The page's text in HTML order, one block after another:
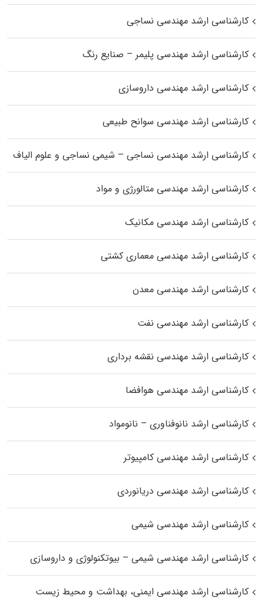
کارشناسی ارشد مهندسی نساجی
کارشناسی ارشد مهندسی پلیمر – صنایع رنگ
کارشناسی ارشد مهندسی داروسازی
کارشناسی ارشد مهندسی سوانح طبیعی
کارشناسی ارشد مهندسی نساجی – شیمی نساجی و علوم الیاف
کارشناسی ارشد مهندسی متالورژی و مواد
کارشناسی ارشد مهندسی مکانیک
کارشناسی ارشد مهندسی معماری کشتی
کارشناسی ارشد مهندسی معدن
کارشناسی ارشد مهندسی نفت
کارشناسی ارشد مهندسی نقشه برداری
کارشناسی ارشد مهندسی هوافضا
کارشناسی ارشد نانوفناوری – نانومواد
کارشناسی ارشد مهندسی کامپیوتر
کارشناسی ارشد مهندسی دریانوردی
کارشناسی ارشد مهندسی شیمی
کارشناسی ارشد مهندسی شیمی – بیوتکنولوژی و داروسازی
کارشناسی ارشد مهندسی ایمنی، بهداشت و محیط زیست